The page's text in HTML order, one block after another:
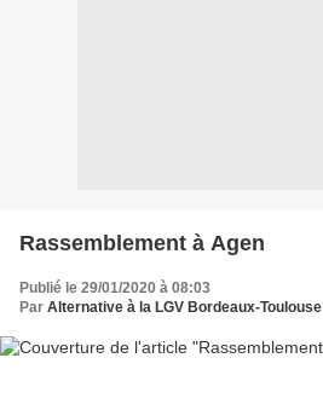
Rassemblement à Agen
Publié le 29/01/2020 à 08:03
Par Alternative à la LGV Bordeaux-Toulouse